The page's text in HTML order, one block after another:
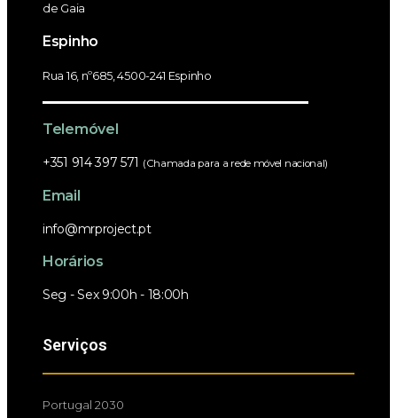
de Gaia
Espinho
Rua 16, nº685, 4500-241 Espinho
Telemóvel
+351 914 397 571 (Chamada para a rede móvel nacional)
Email
info@mrproject.pt
Horários
Seg - Sex 9:00h - 18:00h
Serviços
Portugal 2030